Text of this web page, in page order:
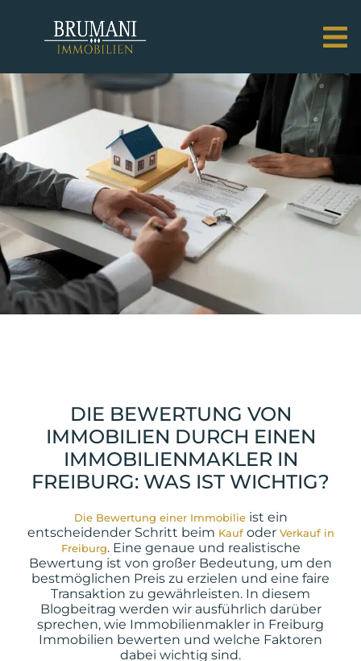
DIE BEWERTUNG VON
IMMOBILIEN DURCH EINEN
IMMOBILIENMAKLER IN
FREIBURG: WAS IST WICHTIG?
Die Bewertung einer Immobilieist ein
entscheidender Schritt beim Kaufoder Verkauf in
Freiburg. Eine genaue und realistische
Bewertung ist von großer Bedeutung, um den
bestmöglichen Preis zu erzielen und eine faire
Transaktion zu gewährleisten. In diesem
Blogbeitrag werden wir ausführlich darüber
sprechen, wie Immobilienmakler in Freiburg
Immobilien bewerten und welche Faktoren
dabei wichtig sind.